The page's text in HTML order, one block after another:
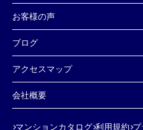
お客様の声
ブログ
アクセスマップ
会社概要
マンションカタログ 利用規約 プ